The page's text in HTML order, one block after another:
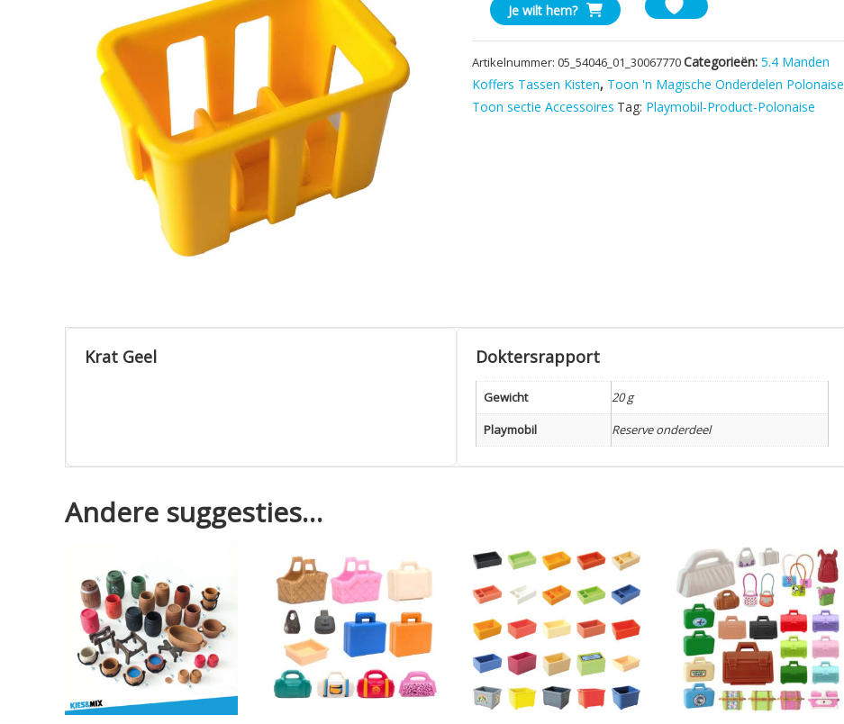
Krat
Geel
aantal
Je wilt hem?
Artikelnummer:05_54046_01_30067770Categorieën:5.4 Manden
Koffers Tassen Kisten, Toon 'n Magische Onderdelen Polonaise
Toon sectie Accessoires Tag: Playmobil-Product-Polonaise
Krat Geel Doktersrapport
Gewicht
20 g
Playmobil
Reserve onderdeel
Andere suggesties…